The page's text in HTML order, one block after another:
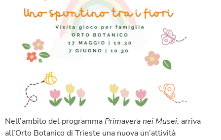
Nell’ambito del programmaPrimavera nei Musei, arriva
all’Orto Botanico di Trieste una nuova un’attività